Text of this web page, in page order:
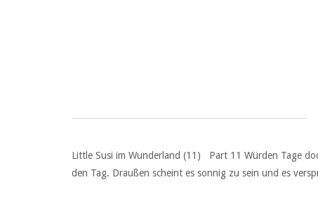
Little Susi im Wunderland (11) Part 11 Würden Tage
den Tag. Draußen scheint es sonnig zu sein und es